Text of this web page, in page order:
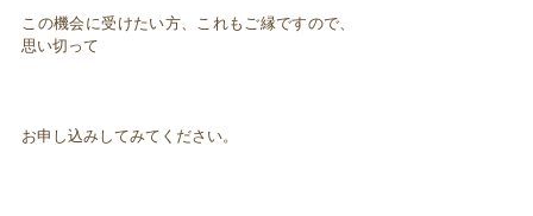
この機会に受けたい方、これもご縁ですので、
思い切って
お申し込みしてみてください。